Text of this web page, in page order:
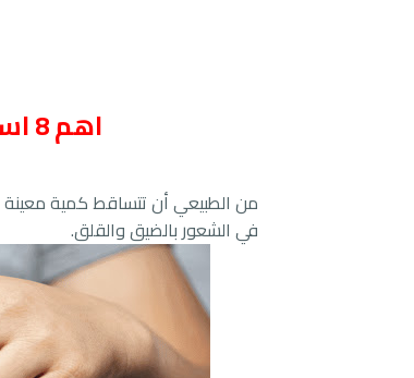
اهم 8 اسباب تساقط الشعر بغزارة وعلاجه
من الطبيعي أن تتساقط كمية
في الشعور بالضيق والقلق.